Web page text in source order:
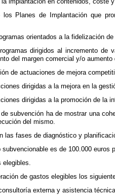
Planes de Implantación que
orientados a la fidelización
dirigidos al incremento de
del margen comercial y/o
de actuaciones de mejora
dirigidas a la mejora en la
dirigidas a la promoción de la
subvención ha de mostrar una
del mismo.
las fases de diagnóstico y
subvencionable es de 100.000 euros
elegibles.
de gastos elegibles los
externa y asistencia